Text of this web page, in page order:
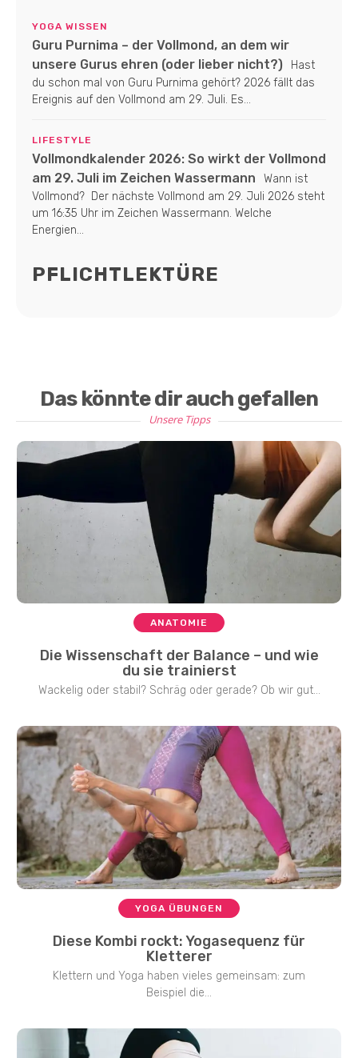
YOGA WISSEN
Guru Purnima – der Vollmond, an dem wir
unsere Gurus ehren (oder lieber nicht?)
Hast
du schon mal von Guru Purnima gehört? 2026 fällt das
Ereignis auf den Vollmond am 29. Juli. Es...
LIFESTYLE
Vollmondkalender 2026: So wirkt der Vollmond
am 29. Juli im Zeichen Wassermann
Wann ist
Vollmond? Der nächste Vollmond am 29. Juli 2026 steht
um 16:35 Uhr im Zeichen Wassermann. Welche
Energien...
PFLICHTLEKTÜRE
Das könnte dir auch gefallen
Unsere Tipps
ANATOMIE
Die Wissenschaft der Balance – und wie
du sie trainierst
Wackelig oder stabil? Schräg oder gerade? Ob wir gut...
YOGA ÜBUNGEN
Diese Kombi rockt: Yogasequenz für
Kletterer
Klettern und Yoga haben vieles gemeinsam: zum
Beispiel die...